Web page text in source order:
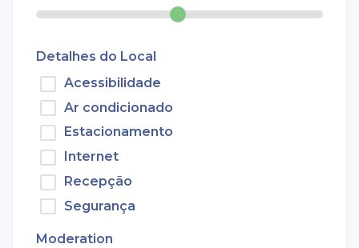
Detalhes do Local
Acessibilidade
Ar condicionado
Estacionamento
Internet
Recepção
Segurança
Moderation